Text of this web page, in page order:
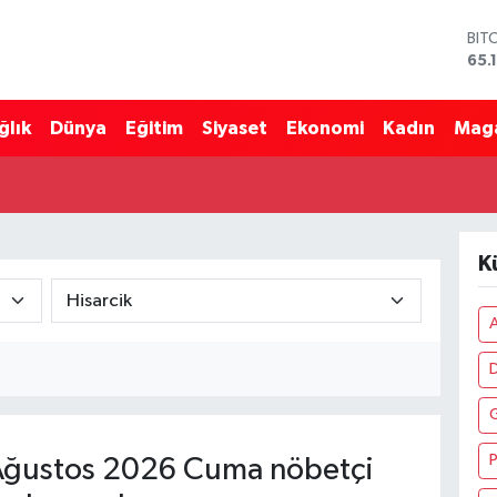
Dünya Eğitim Siyaset Ekonomi Kadın
2026 Cuma nöbetçi